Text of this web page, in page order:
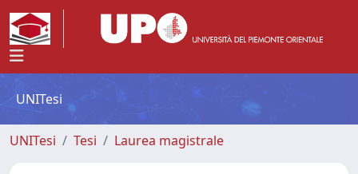
UNITesi
UNITesi Tesi Laurea magistrale